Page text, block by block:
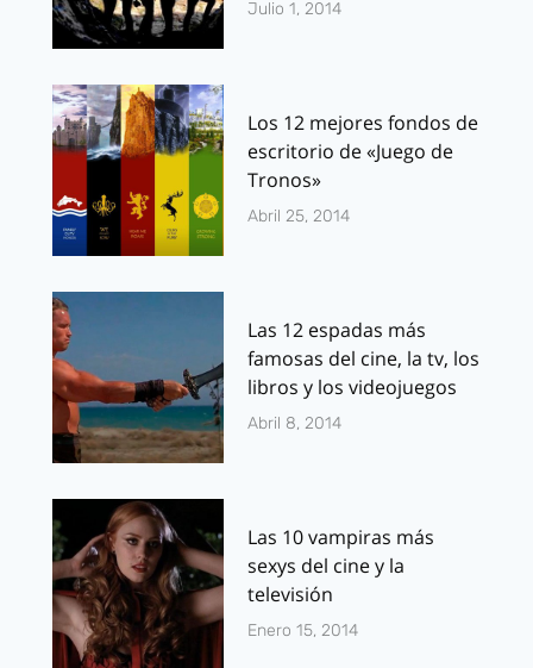
Julio 1, 2014
Los 12 mejores fondos de
escritorio de «Juego de
Tronos»
Abril 25, 2014
Las 12 espadas más
famosas del cine, la tv, los
libros y los videojuegos
Abril 8, 2014
Las 10 vampiras más
sexys del cine y la
televisión
Enero 15, 2014